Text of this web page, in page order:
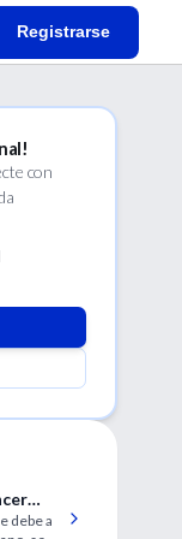
Registrarse
con
en
debe a